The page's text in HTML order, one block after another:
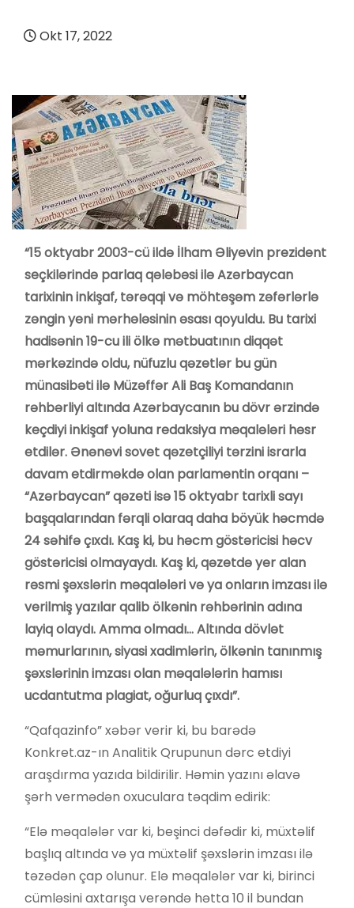
Okt 17, 2022
“15 oktyabr 2003-cü ildə İlham Əliyevin prezident
seçkilərində parlaq qələbəsi ilə Azərbaycan
tarixinin inkişaf, tərəqqi və möhtəşəm zəfərlərlə
zəngin yeni mərhələsinin əsası qoyuldu. Bu tarixi
hadisənin 19-cu ili ölkə mətbuatının diqqət
mərkəzində oldu, nüfuzlu qəzetlər bu gün
münasibəti ilə Müzəffər Ali Baş Komandanın
rəhbərliyi altında Azərbaycanın bu dövr ərzində
keçdiyi inkişaf yoluna redaksiya məqalələri həsr
etdilər. Ənənəvi sovet qəzetçiliyi tərzini israrla
davam etdirməkdə olan parlamentin orqanı –
“Azərbaycan” qəzeti isə 15 oktyabr tarixli sayı
başqalarından fərqli olaraq daha böyük həcmdə
24 səhifə çıxdı. Kaş ki, bu həcm göstəricisi həcv
göstəricisi olmayaydı. Kaş ki, qəzetdə yer alan
rəsmi şəxslərin məqalələri və ya onların imzası ilə
verilmiş yazılar qalib ölkənin rəhbərinin adına
layiq olaydı. Amma olmadı… Altında dövlət
məmurlarının, siyasi xadimlərin, ölkənin tanınmış
şəxslərinin imzası olan məqalələrin hamısı
ucdantutma plagiat, oğurluq çıxdı”.
“Qafqazinfo” xəbər verir ki, bu barədə
Konkret.az-ın Analitik Qrupunun dərc etdiyi
araşdırma yazıda bildirilir. Həmin yazını əlavə
şərh vermədən oxuculara təqdim edirik:
“Elə məqalələr var ki, beşinci dəfədir ki, müxtəlif
başlıq altında və ya müxtəlif şəxslərin imzası ilə
təzədən çap olunur. Elə məqalələr var ki, birinci
cümləsini axtarışa verəndə hətta 10 il bundan